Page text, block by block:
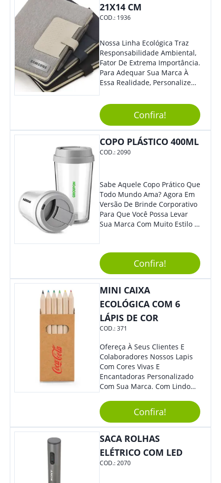
Água.
21X14 CM
COD.: 1936
Nossa Linha Ecológica Traz
Responsabilidade Ambiental,
Fator De Extrema Importância.
Para Adequar Sua Marca À
Essa Realidade, Personalize
Anotações Com Post-It E
Caneta. Elaborado A Partir De
Material Reciclado, O Brinde
Também É Prático, Tornando-
Se Assim Excelente Para Uso
Cotidiano. Perfeito, Não É?!
Confira!
COPO PLÁSTICO 400ML
COD.:2090
Sabe Aquele Copo Prático Que
Todo Mundo Ama? Agora Em
Versão De Brinde Corporativo
Para Que Você Possa Levar
Sua Marca Com Muito Estilo E
De Exposição.
Confira!
MINI CAIXA
ECOLÓGICA COM 6
LÁPIS DE COR
COD.:371
Ofereça À Seus Clientes E
Colaboradores Nossos Lapis
Com Cores Vivas E
Encantadoras Personalizado
Com Sua Marca. Com Lindo
Para Diversas Ocasiões.
Perfeito, Não É?!
Confira!
SACA ROLHAS
ELÉTRICO COM LED
COD.:2070